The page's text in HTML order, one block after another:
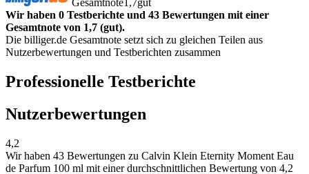
Gesamtnote 1,7gut
Wir haben 0 Testberichte und 43 Bewertungen mit einer
Gesamtnote von 1,7 (gut).
Die billiger.de Gesamtnote setzt sich zu gleichen Teilen aus
Nutzerbewertungen und Testberichten zusammen
Professionelle Testberichte
Nutzerbewertungen
4,2
Wir haben 43 Bewertungen zu Calvin Klein Eternity Moment Eau
de Parfum 100 ml mit einer durchschnittlichen Bewertung von 4,2